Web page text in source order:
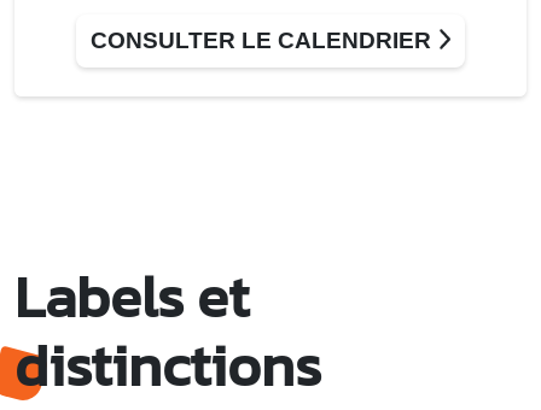
Distributions de packs / bonbonnes d’eau
Plage de la Datcha, bourg du Gosier
Opération coup de poing “Clean ton
quartier !”
CONSULTER LE CALENDRIER
Labels et
distinctions